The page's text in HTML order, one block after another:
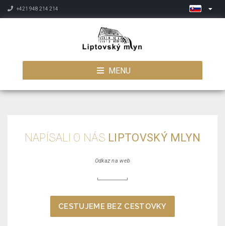
+421 948 214 214
MENU
NAPÍSALI O NÁS LIPTOVSKÝ MLYN
Odkaz na web
CESTUJEME BEZ CESTOVKY